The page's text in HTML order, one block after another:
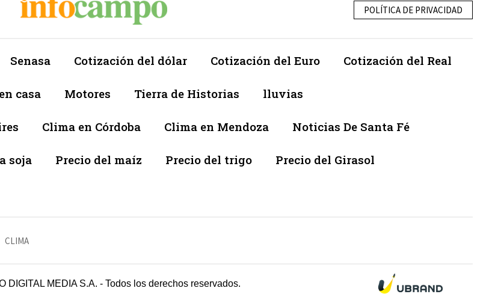
POLÍTICA DE PRIVACIDAD
Senasa Cotización del dólar Cotización del Euro Cotización del Real
casa Motores Tierra de Historias lluvias
Clima en Córdoba Clima en Mendoza Noticias De Santa Fé
soja Precio del maíz Precio del trigo Precio del Girasol
CLIMA
DIGITAL MEDIA S.A. - Todos los derechos reservados.